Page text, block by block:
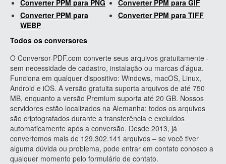
Converter PPM para PNG
Converter PPM para GIF
Converter PPM para
WEBP
Converter PPM para TIFF
Todos os conversores
O Conversor-PDF.com converte seus arquivos gratuitamente -
sem necessidade de cadastro, instalação ou marcas d’água.
Funciona em qualquer dispositivo: Windows, macOS, Linux,
Android e iOS. A versão gratuita suporta arquivos de até 750
MB, enquanto a versão Premium suporta até 20 GB. Nossos
servidores estão localizados na Alemanha; todos os arquivos
são criptografados durante a transferência e excluídos
automaticamente após a conversão. Desde 2013, já
convertemos mais de 129.302.141 arquivos – se você tiver
alguma dúvida ou problema, pode entrar em contato conosco a
qualquer momento pelo formulário de contato.